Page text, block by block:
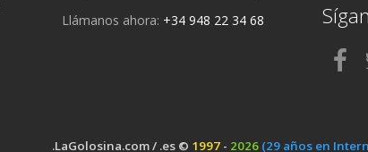
Llámanos ahora: +34 948 22 34 68
.LaGolosina.com / .es © 1997- 2026 (29 años en